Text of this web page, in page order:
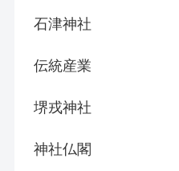
石津神社
伝統産業
堺戎神社
神社仏閣